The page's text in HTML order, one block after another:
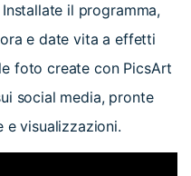
il programma,
e date vita a effetti
foto create con PicsArt
social media, pronte
e visualizzazioni.